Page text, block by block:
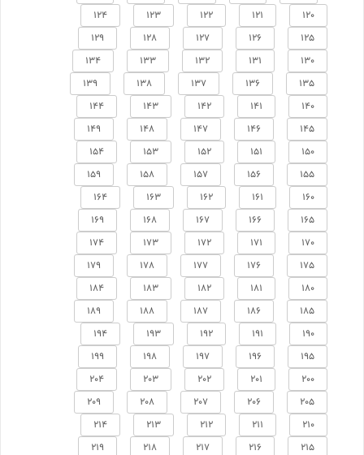
120
121
122
123
124
125
126
127
128
129
130
131
132
133
134
135
136
137
138
139
140
141
142
143
144
145
146
147
148
149
150
151
152
153
154
155
156
157
158
159
160
161
162
163
164
165
166
167
168
169
170
171
172
173
174
175
176
177
178
179
180
181
182
183
184
185
186
187
188
189
190
191
192
193
194
195
196
197
198
199
200
201
202
203
204
205
206
207
208
209
210
211
212
213
214
215
216
217
218
219